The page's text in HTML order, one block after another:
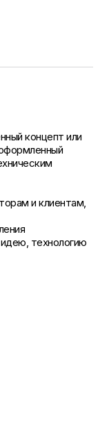
концепт или
и клиентам,
технологию